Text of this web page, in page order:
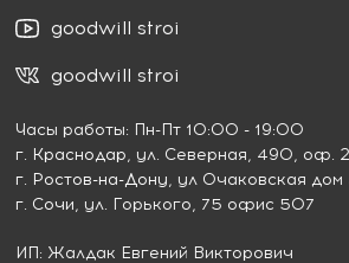
goodwill stroi
goodwill stroi
Часы работы: Пн-Пт 10:00 - 19:00
г. Краснодар, ул. Северная, 490, оф.
г. Ростов-на-Дону, ул Очаковская
г. Сочи, ул. Горького, 75 офис 507
ИП: Жалдак Евгений Викторович